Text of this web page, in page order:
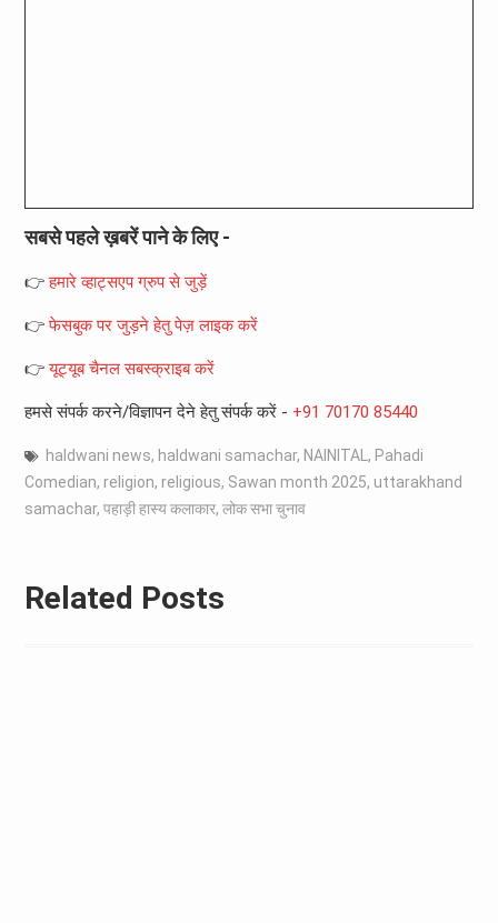
सबसे पहले ख़बरें पाने के लिए -
👉हमारे व्हाट्सएप ग्रुप से जुड़ें
👉फेसबुक पर जुड़ने हेतु पेज़ लाइक करें
👉यूट्यूब चैनल सबस्क्राइब करें
हमसे संपर्क करने/विज्ञापन देने हेतु संपर्क करें - +91 70170 85440
haldwani news, haldwani samachar, NAINITAL, Pahadi
Comedian, religion, religious, Sawan month 2025, uttarakhand
samachar, पहाड़ी हास्य कलाकार, लोक सभा चुनाव
Related Posts